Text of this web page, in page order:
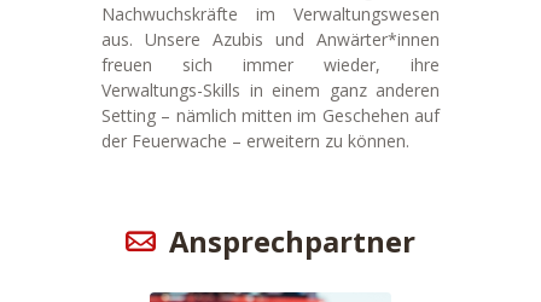
Nachwuchskräfte im Verwaltungswesen
aus. Unsere Azubis und Anwärter*innen
freuen sich immer wieder, ihre
Verwaltungs-Skills in einem ganz anderen
Setting – nämlich mitten im Geschehen auf
der Feuerwache – erweitern zu können.
Ansprechpartner